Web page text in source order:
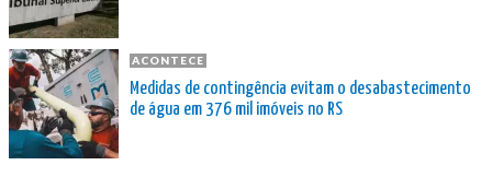
ACONTECE
Medidas de contingência evitam o desabastecimento
de água em 376 mil imóveis no RS